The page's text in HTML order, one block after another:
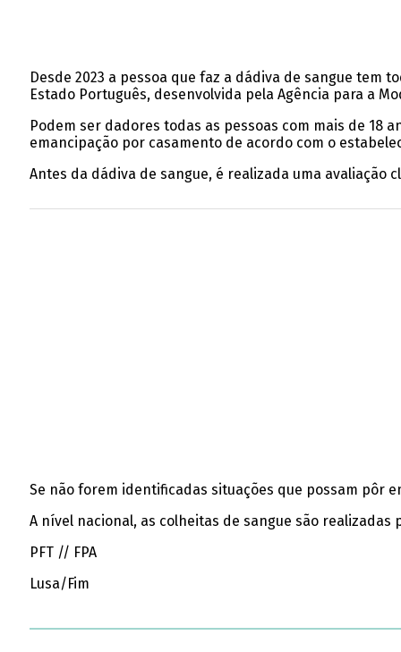
Desde 2023 a pessoa que faz a dádiva de sangue tem
Estado Português, desenvolvida pela Agência para a
Podem ser dadores todas as pessoas com mais de 18
emancipação por casamento de acordo com o
Antes da dádiva de sangue, é realizada uma
Se não forem identificadas situações que possam pôr
A nível nacional, as colheitas de sangue são
PFT // FPA
Lusa/Fim